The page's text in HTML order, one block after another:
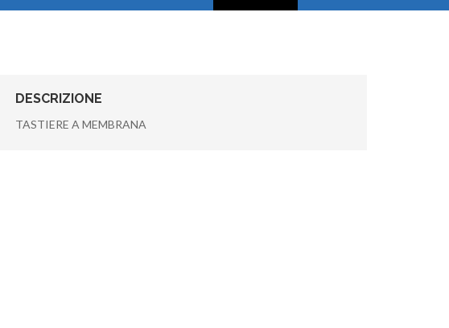
DESCRIZIONE
TASTIERE A MEMBRANA